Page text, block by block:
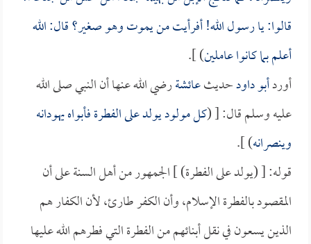
قالوا: يا رسول الله! أفرأيت من يموت وهو صغير؟ قال: الله
أعلم بما كانوا عاملين) ].
أوردأبو داودحديثعائشةرضي الله عنها أن النبي صلى الله
عليه وسلم قال: [ (كل مولود يولد على الفطرة فأبواه يهودانه
وينصرانه) ].
قوله: [ (يولد على الفطرة) ] الجمهور من أهل السنة على أن
المقصود بالفطرة الإسلام، وأن الكفر طارئ، لأن الكفار هم
الذين يسعون في نقل أبنائهم من الفطرة التي فطرهم الله عليها